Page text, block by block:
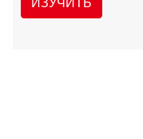
ИЗУЧИТЬ